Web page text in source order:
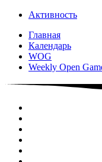
Активность
Главная
Календарь
WOG
Weekly Open